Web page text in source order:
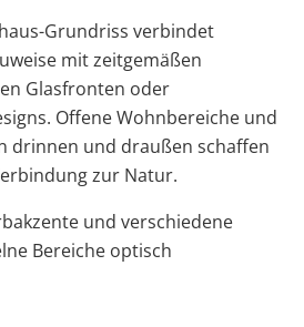
Grundriss verbindet
mit zeitgemäßen
Glasfronten oder
Offene Wohnbereiche und
drinnen und draußen schaffen
zur Natur.
und verschiedene
Bereiche optisch